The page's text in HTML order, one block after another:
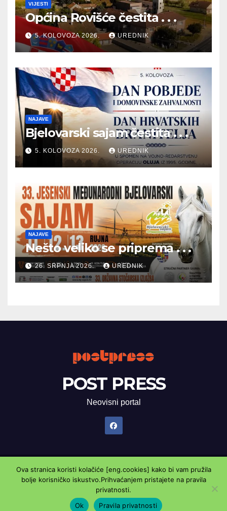
VIJESTI
Općina Rovišće čestita . . .
5. KOLOVOZA 2026. UREDNIK
NAJAVE
Bjelovarski sajam čestita . . .
5. KOLOVOZA 2026. UREDNIK
NAJAVE
Nešto veliko se priprema . . .
26. SRPNJA 2026. UREDNIK
POST PRESS
Neovisni portal
Proudly powered by WordPress| Theme: Newsup byThemeansar.
Marketing oglasnik Kontaktirajte nasPravila privatnosti
Ova stranica koristi kolačiće [eng.cookies] kako bi vam pružila
bolje korisničko iskustvo.Prihvaćanjem pristajete na pravila
privatnosti.
Ok
Pravila privatnosti